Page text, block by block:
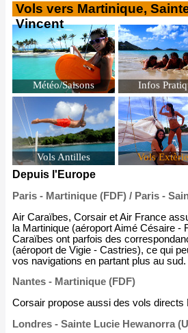
Vols vers Martinique,
Vincent
Météo/Saisons Infos
Vols Antilles Vols
Depuis l'Europe
Paris - Martinique (FDF) / Paris -
Air Caraïbes, Corsair et Air France
la Martinique (aéroport Aimé Césaire -
Caraïbes ont parfois des
(aéroport de Vigie - Castries), ce qui
vos navigations en partant plus au sud.
Nantes - Martinique (FDF)
Corsair propose aussi des vols directs
Londres - Sainte Lucie Hewanorra